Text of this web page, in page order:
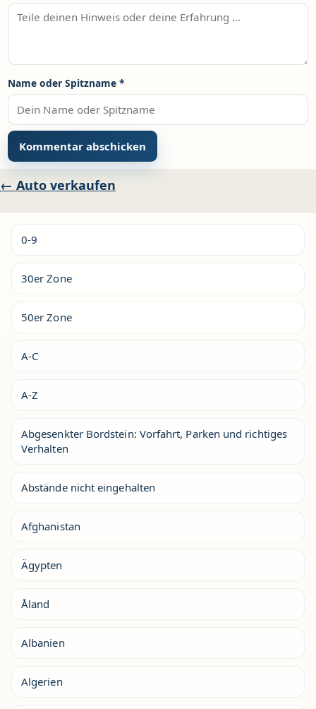
Name oder Spitzname *
Beitragsnavigation
← Auto verkaufen
0-9
30er Zone
50er Zone
A-C
A-Z
Abgesenkter Bordstein: Vorfahrt, Parken und richtiges
Verhalten
Abstände nicht eingehalten
Afghanistan
Ägypten
Åland
Albanien
Algerien